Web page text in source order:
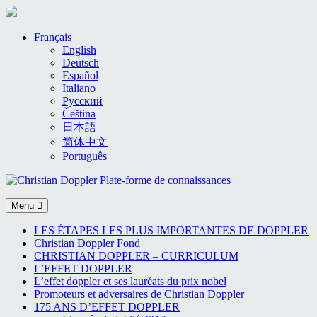
Français
English
Deutsch
Español
Italiano
Русский
Čeština
日本語
简体中文
Português
Menu
LES ÉTAPES LES PLUS IMPORTANTES DE DOPPLER
Christian Doppler Fond
CHRISTIAN DOPPLER – CURRICULUM
L’EFFET DOPPLER
L’effet doppler et ses lauréats du prix nobel
Promoteurs et adversaires de Christian Doppler
175 ANS D’EFFET DOPPLER